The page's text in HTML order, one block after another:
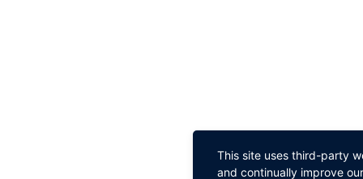
This site uses third-party
and continually improve